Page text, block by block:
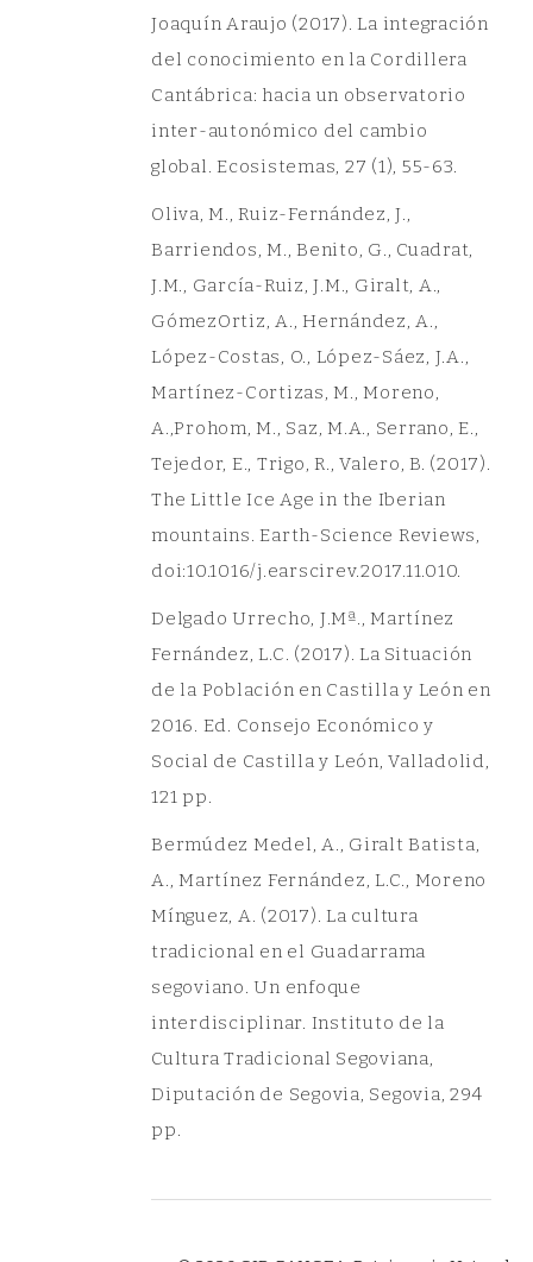
Joaquín Araujo (2017). La integración
del conocimiento en la Cordillera
Cantábrica: hacia un observatorio
inter-autonómico del cambio
global. Ecosistemas, 27 (1), 55-63.
Oliva, M., Ruiz-Fernández, J.,
Barriendos, M., Benito, G., Cuadrat,
J.M., García-Ruiz, J.M., Giralt, A.,
GómezOrtiz, A., Hernández, A.,
López-Costas, O., López-Sáez, J.A.,
Martínez-Cortizas, M., Moreno,
A.,Prohom, M., Saz, M.A., Serrano, E.,
Tejedor, E., Trigo, R., Valero, B. (2017).
The Little Ice Age in the Iberian
mountains. Earth-Science Reviews,
doi:10.1016/j.earscirev.2017.11.010.
Delgado Urrecho, J.Mª., Martínez
Fernández, L.C. (2017). La Situación
de la Población en Castilla y León en
2016. Ed. Consejo Económico y
Social de Castilla y León, Valladolid,
121 pp.
Bermúdez Medel, A., Giralt Batista,
A., Martínez Fernández, L.C., Moreno
Mínguez, A. (2017). La cultura
tradicional en el Guadarrama
segoviano. Un enfoque
interdisciplinar. Instituto de la
Cultura Tradicional Segoviana,
Diputación de Segovia, Segovia, 294
pp.